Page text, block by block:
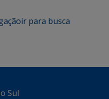
ir para busca
Sul